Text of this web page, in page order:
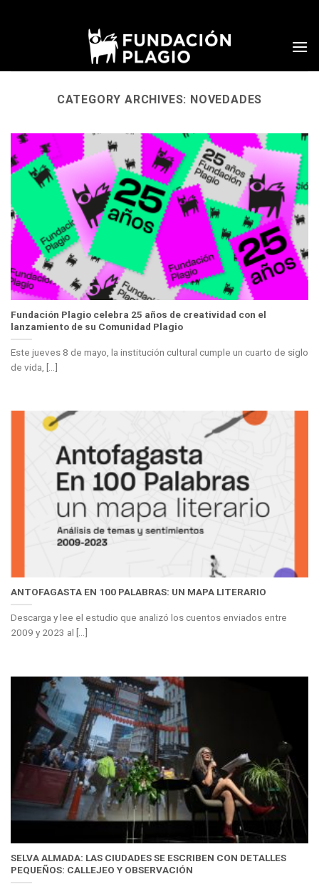
CATEGORY ARCHIVES: NOVEDADES
Fundación Plagio celebra 25 años de creatividad con el
lanzamiento de su Comunidad Plagio
Este jueves 8 de mayo, la institución cultural cumple un cuarto de siglo
de vida, [...]
ANTOFAGASTA EN 100 PALABRAS: UN MAPA LITERARIO
Descarga y lee el estudio que analizó los cuentos enviados entre
2009 y 2023 al [...]
SELVA ALMADA: LAS CIUDADES SE ESCRIBEN CON DETALLES
PEQUEÑOS: CALLEJEO Y OBSERVACIÓN